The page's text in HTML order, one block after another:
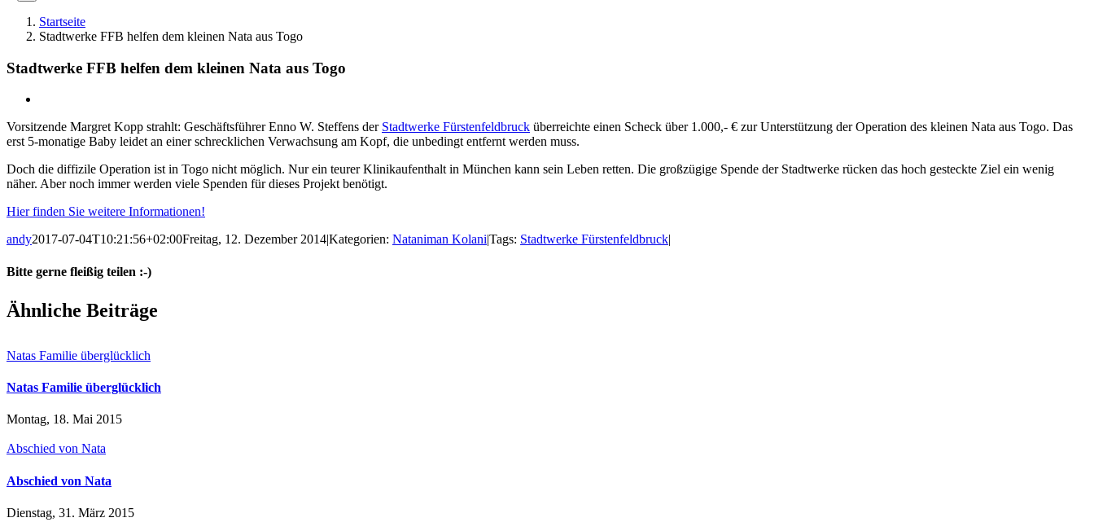
Startseite
Stadtwerke FFB helfen dem kleinen Nata aus Togo
Stadtwerke FFB helfen dem kleinen Nata aus Togo
Bild
Vorsitzende Margret Kopp strahlt: Geschäftsführer Enno W. Steffens der Stadtwerke Fürstenfeldbruck überreichte einen Scheck über 1.000,- € zur Unterstützung der Operation des kleinen Nata aus Togo. Das
erst 5-monatige Baby leidet an einer schrecklichen Verwachsung am Kopf, die unbedingt entfernt werden muss.
Doch die diffizile Operation ist in Togo nicht möglich. Nur ein teurer Klinikaufenthalt in München kann sein Leben retten. Die großzügige Spende der Stadtwerke rücken das hoch gesteckte Ziel ein wenig
näher. Aber noch immer werden viele Spenden für dieses Projekt benötigt.
Hier finden Sie weitere Informationen!
andy2017-07-04T10:21:56+02:00Freitag, 12. Dezember 2014|Kategorien: Nataniman Kolani|Tags: Stadtwerke Fürstenfeldbruck|
Bitte gerne fleißig teilen :-)
Facebook
X
Reddit
LinkedIn
WhatsApp
E-
Mail
Ähnliche Beiträge
Natas Familie überglücklich
Natas Familie überglücklich
Montag, 18. Mai 2015
Abschied von Nata
Abschied von Nata
Dienstag, 31. März 2015